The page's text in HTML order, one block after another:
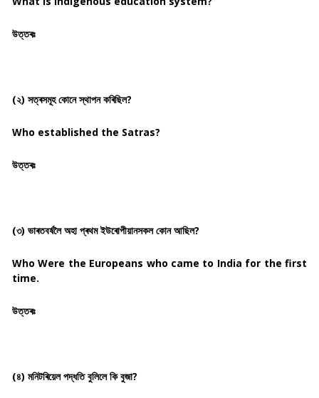
উত্তৰঃ
(২) সত্ৰসমূহ কোনে স্থাপন কৰিছিল?
Who established the Satras?
উত্তৰঃ
(৩) ভাৰতবৰ্ষলৈ অহা প্ৰথম ইউৰোপীয়ানসকল কোন আছিল?
Who Were the Europeans who came to India for the first
time.
উত্তৰঃ
(৪) মনিটৰিয়েল পদ্ধতি বুলিলে কি বুজা?